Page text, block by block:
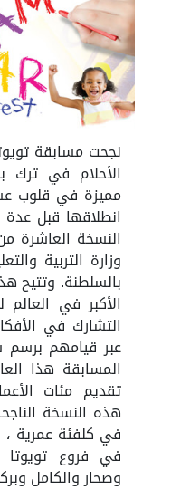
نجحت مسابقة
الأحلام في
مميزة في قلوب
انطلاقها قبل
النسخة العاشرة
بالسلطنة. وتتيح
الأكبر في
التشارك في
عبر قيامهم
المسابقة هذا
تقديم مئات
هذه النسخة
في كلفئة عمرية
في فروع تويوتا
وصحار والكامل